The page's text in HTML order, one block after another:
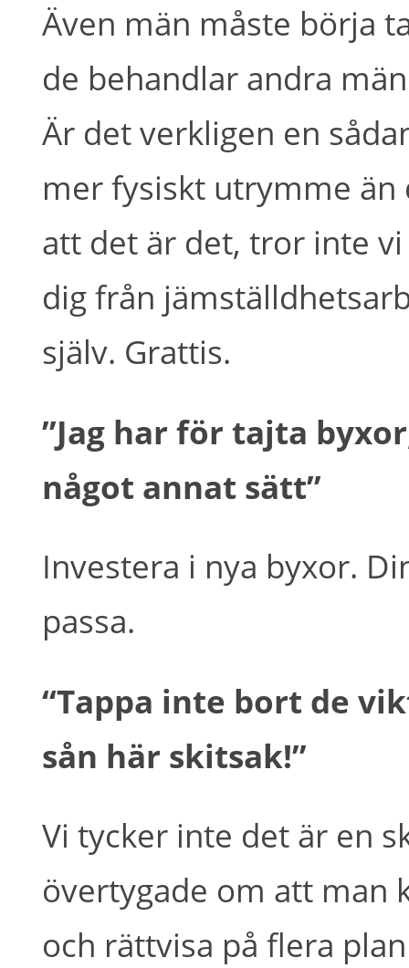
Även män måste börja
de behandlar andra
Är det verkligen en
mer fysiskt utrymme än
att det är det, tror inte
dig från
själv. Grattis.
”Jag har för tajta
något annat sätt”
Investera i nya byxor.
passa.
“Tappa inte bort de
sån här skitsak!”
Vi tycker inte det är en
övertygade om att man
och rättvisa på flera